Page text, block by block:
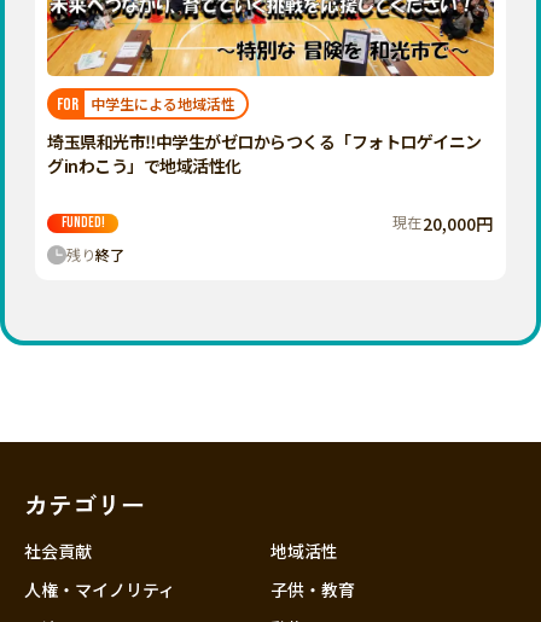
栃木
群馬
千葉
神奈川
石川
徳島 香川 愛媛 高知
九州・沖縄
福岡 佐賀 長崎
宮崎
鹿児島 沖縄
FOR 中学生による地域活性
埼玉県和光市‼中学生がゼロからつくる「フォトロゲイニン
グinわこう」で地域活性化
FUNDED! 現在20,000円
残り終了
カテゴリー
社会貢献
人権・マイノリティ
地域活性
子供・教育